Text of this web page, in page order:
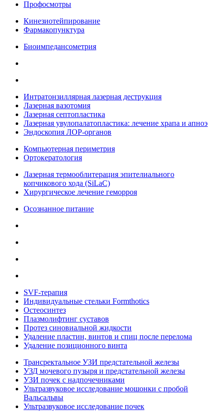
Профосмотры
Кинезиотейпирование
Фармакопунктура
Биоимпедансометрия
Интратонзиллярная лазерная деструкция
Лазерная вазотомия
Лазерная септопластика
Лазерная увулопалатопластика: лечение храпа и апноэ
Эндоскопия ЛОР-органов
Компьютерная периметрия
Ортокератология
Лазерная термооблитерация эпителиального
копчикового хода (SiLaC)
Хирургическое лечение геморроя
Осознанное питание
SVF-терапия
Индивидуальные стельки Formthotics
Остеосинтез
Плазмолифтинг суставов
Протез синовиальной жидкости
Удаление пластин, винтов и спиц после перелома
Удаление позиционного винта
Трансректальное УЗИ предстательной железы
УЗД мочевого пузыря и предстательной железы
УЗИ почек с надпочечниками
Ультразвуковое исследование мошонки с пробой
Вальсальвы
Ультразвуковое исследование почек